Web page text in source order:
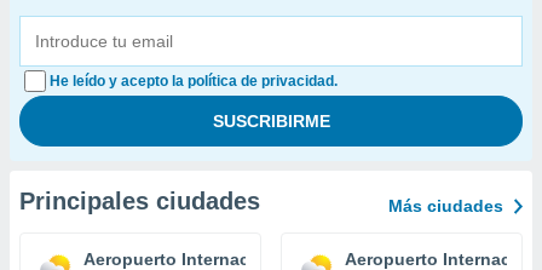
He leído y acepto la política de privacidad.
Principales ciudades Más ciudades
Aeropuerto Internacional Capital Region Lansing
Aeropuerto